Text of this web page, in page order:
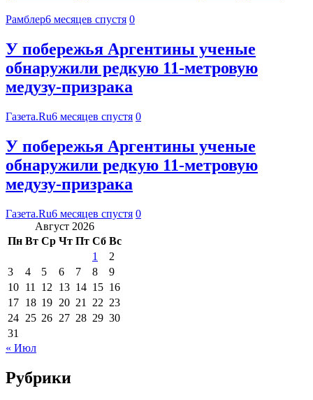
Рамблер6 месяцев спустя 0
У побережья Аргентины ученые
обнаружили редкую 11-метровую
медузу-призрака
Газета.Ru6 месяцев спустя 0
У побережья Аргентины ученые
обнаружили редкую 11-метровую
медузу-призрака
Газета.Ru6 месяцев спустя 0
Август 2026
Пн Вт Ср Чт Пт Сб Вс
1
2
3
4 5 6 7 8
9
10 11 12 13 14 15 16
17 18 19 20 21 22 23
24 25 26 27 28 29 30
31
« Июл
Рубрики